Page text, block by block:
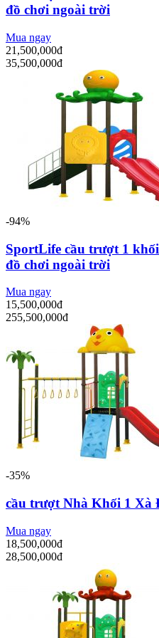
đồ chơi ngoài trời
Mua ngay
21,500,000đ
35,500,000đ
-94%
SportLife cầu trượt 1
đồ chơi ngoài trời
Mua ngay
15,500,000đ
255,500,000đ
-35%
cầu trượt Nhà Khối 1 Xà
Mua ngay
18,500,000đ
28,500,000đ